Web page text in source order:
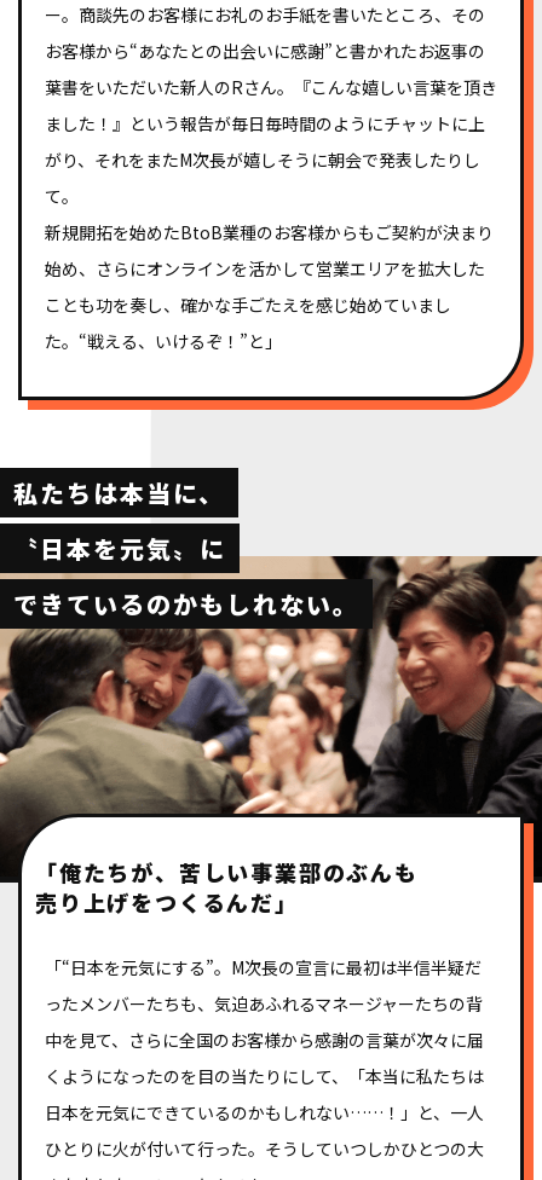
ー。商談先のお客様にお礼のお手紙を書いたところ、その
お客様から“あなたとの出会いに感謝”と書かれたお返事の
葉書をいただいた新人のRさん。『こんな嬉しい言葉を頂き
ました！』という報告が毎日毎時間のようにチャットに上
がり、それをまたM次長が嬉しそうに朝会で発表したりし
て。
新規開拓を始めたBtoB業種のお客様からもご契約が決まり
始め、さらにオンラインを活かして営業エリアを拡大した
ことも功を奏し、確かな手ごたえを感じ始めていまし
た。“戦える、いけるぞ！”と」
私たちは本当に、
〝日本を元気〟に
できているのかもしれない。
「俺たちが、苦しい事業部のぶんも
売り上げをつくるんだ」
「“日本を元気にする”。M次長の宣言に最初は半信半疑だ
ったメンバーたちも、気迫あふれるマネージャーたちの背
中を見て、さらに全国のお客様から感謝の言葉が次々に届
くようになったのを目の当たりにして、「本当に私たちは
日本を元気にできているのかもしれない……！」と、一人
ひとりに火が付いて行った。そうしていつしかひとつの大